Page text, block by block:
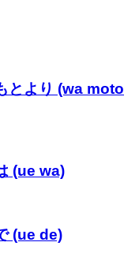
とより (wa moto
(ue wa)
(ue de)